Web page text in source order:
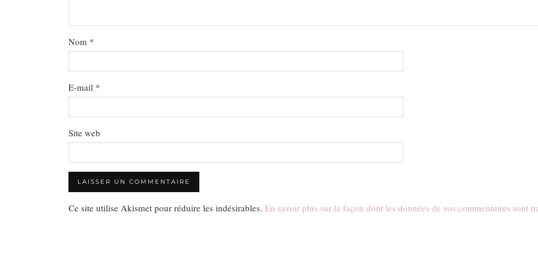
Nom *
E-mail *
Site web
Ce site utilise Akismet pour réduire les indésirables. En savoir plus sur la façon dont les données de vos commentaires sont